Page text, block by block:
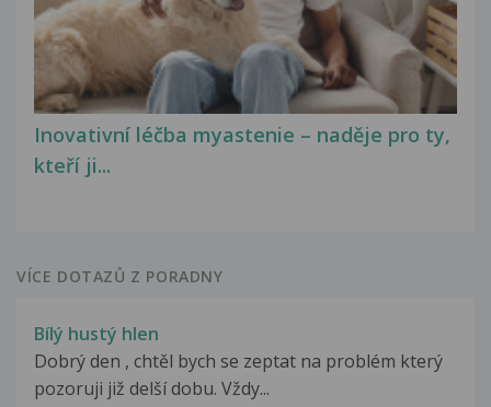
Inovativní léčba myastenie – naděje pro ty,
kteří ji...
VÍCE DOTAZŮ Z PORADNY
Bílý hustý hlen
Dobrý den , chtěl bych se zeptat na problém který
pozoruji již delší dobu. Vždy...